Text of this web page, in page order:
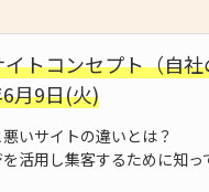
トコンセプト（自
月9日(火)
いサイトの違いとは？
を活用し集客するために知っ